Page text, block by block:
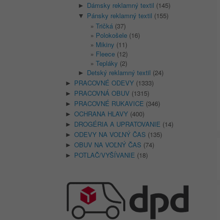
► Dámsky reklamný textil (145)
▼ Pánsky reklamný textil (155)
Tričká (37)
Polokošele (16)
Mikiny (11)
Fleece (12)
Tepláky (2)
► Detský reklamný textil (24)
► PRACOVNÉ ODEVY (1333)
► PRACOVNÁ OBUV (1315)
► PRACOVNÉ RUKAVICE (346)
► OCHRANA HLAVY (400)
► DROGÉRIA A UPRATOVANIE (14)
► ODEVY NA VOĽNÝ ČAS (135)
► OBUV NA VOĽNÝ ČAS (74)
► POTLAČ/VYŠÍVANIE (18)